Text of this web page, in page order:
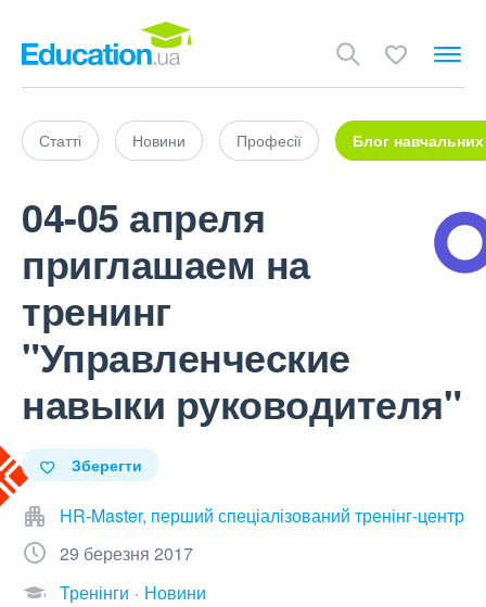
Статті Новини Професії Блог навчальних
04-05 апреля
приглашаем на
тренинг
"Управленческие
навыки руководителя"
Зберегти
HR-Master, перший спеціалізований тренінг-центр
29 березня 2017
Тренінги
Новини